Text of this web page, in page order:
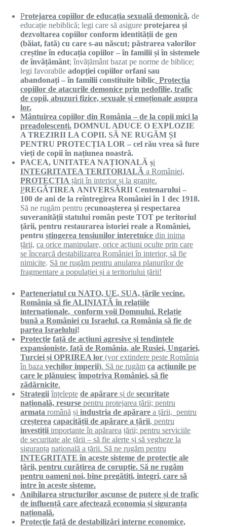
Protejarea copiilor de educația sexuală demonică, de
educație nebiblică; legi care să asigure protejarea și
dezvoltarea copiilor conform identității de gen
(băiat, fată) cu care s-au născut; păstrarea valorilor
creștine în educația copiilor – în familii și în sistemele
de învățământ; învățământ bazat pe norme de biblice;
legi favorabile adopției copiilor orfani sau
abandonați – în familii constituite biblic. Protecția
copiilor de atacurile demonice prin pedofilie, trafic
de copii, abuzuri fizice, sexuale și emoționale asupra
lor.
Mântuirea copiilor din România – de la copii mici la
preadolescenți. DOMNUL ADUCE O EXPLOZIE
A TREZIRII LA COPII. SĂ NE RUGĂM ȘI
PENTRU PROTECȚIA LOR – cel rău vrea să fure
vieți de copii în națiunea noastră.
PACEA, UNITATEA NAȚIONALĂ și
INTEGRITATEA TERITORIALĂ a României,
PROTECȚIA țării în interior și la granițe.
PREGĂTIREA ANIVERSĂRII Centenarului –
100 de ani de la reîntregirea României în 1 dec 1918.
Să ne rugăm pentru recunoașterea și respectarea
suveranității statului român peste TOT pe teritoriul
țării, pentru restaurarea istoriei reale a României,
pentru stingerea tensiunilor interetnice din inima
țării, ca orice manipulare, orice acțiuni oculte prin care
seîncearcă destabilizarea României în interior, să fie
nimicite. Să ne rugăm pentru anularea planurilor de
fragmentare a populației și a teritoriului țării!
Parteneriatul cu NATO, UE, SUA, țările vecine.
România să fie ALINIATĂ în relațiile
internaționale, conform voii Domnului. Relație
bună a României cu Israelul, ca România să fie de
partea Israelului!
Protecție față de acțiuni agresive și tendințele
expansioniste, față de România, ale Rusiei, Ungariei,
Turciei și OPRIREA lor (vor extindere peste România
în baza vechilor imperii). Să ne rugăm ca acțiunile pe
care le plănuiesc împotriva României, să fie
zădărnicite.
Strategii înțelepte de apărare și de securitate
națională, resurse pentru protejarea țării; pentru
armata română și industria de apărare a țării, pentru
creșterea capacității de apărare a țării, pentru
investiții importanteîn apărarea țării; pentru serviciile
de securitate ale țării – să fie alerte și să vegheze la
siguranța națională a țării. Să ne rugăm pentru
INTEGRITATE în aceste sisteme de protecție ale
țării, pentru curățirea de corupție. Să ne rugăm
pentru oameni noi, bine pregătiți, integri, care să
intre în aceste sisteme.
Anihilarea structurilor ascunse de putere și de trafic
de influență care afectează economia și siguranța
națională.
Protecţie față de destabilizări interne economice,